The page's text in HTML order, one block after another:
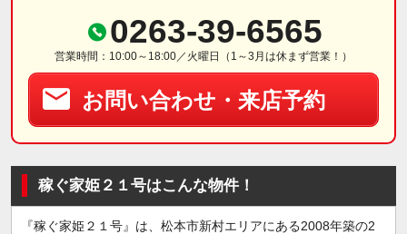
0263-39-6565
営業時間：10:00～18:00／火曜日（1～3月は休まず営業！）
お問い合わせ・来店予約
稼ぐ家姫２１号はこんな物件！
『稼ぐ家姫２１号』は、松本市新村エリアにある2008年築の2